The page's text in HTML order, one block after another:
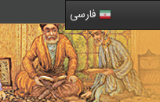
فارسی